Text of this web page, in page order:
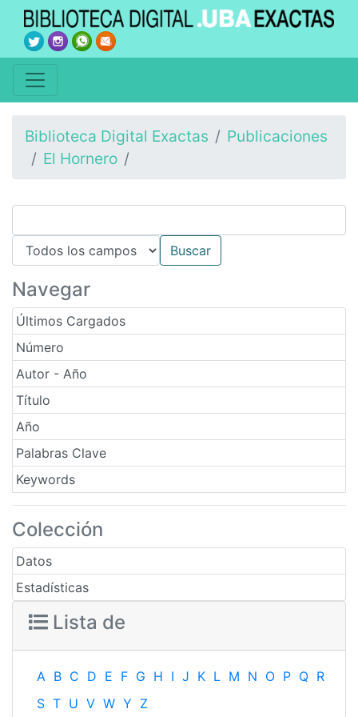
Biblioteca Digital Exactas
Publicaciones
El Hornero
Navegar
Últimos Cargados
Número
Autor - Año
Título
Año
Palabras Clave
Keywords
Colección
Datos
Estadísticas
Lista de
A B C D E F G H I J K L M N O P Q R
S T U V W Y Z